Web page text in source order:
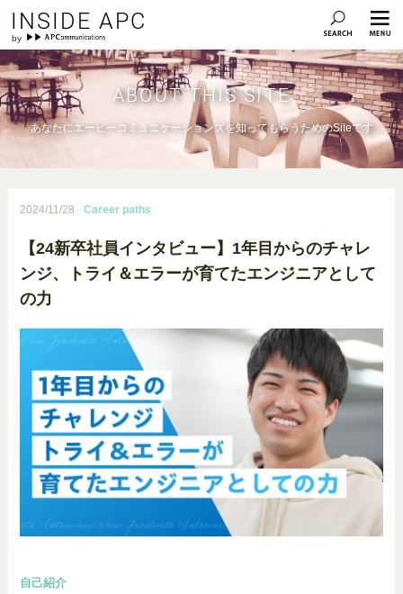
INSIDE APC
ABOUT THIS SITE
あなたにエーピーコミュニケーションズを知ってもらうためのSiteです
2024/11/28 Career paths
【24新卒社員インタビュー】1年目からのチャレ
ンジ、トライ＆エラーが育てたエンジニアとして
の力
自己紹介